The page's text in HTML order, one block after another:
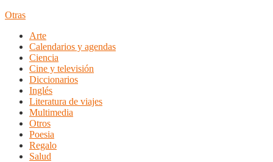
Otras
Arte
Calendarios y agendas
Ciencia
Cine y televisión
Diccionarios
Inglés
Literatura de viajes
Multimedia
Otros
Poesia
Regalo
Salud